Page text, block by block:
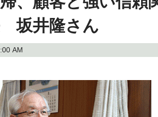
坂井隆さん
AM